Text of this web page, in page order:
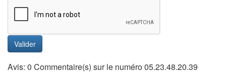
Valider
Avis: 0 Commentaire(s) sur le numéro 05.23.48.20.39